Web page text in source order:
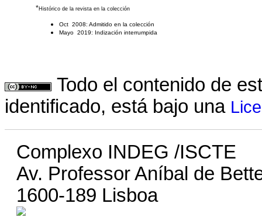
*Histórico de la revista en la colección
Oct 2008: Admitido en la colección
Mayo 2019: Indización interrumpida
Todo el contenido de
identificado, está bajo una
Complexo INDEG /ISCTE
Av. Professor Aníbal de
1600-189 Lisboa